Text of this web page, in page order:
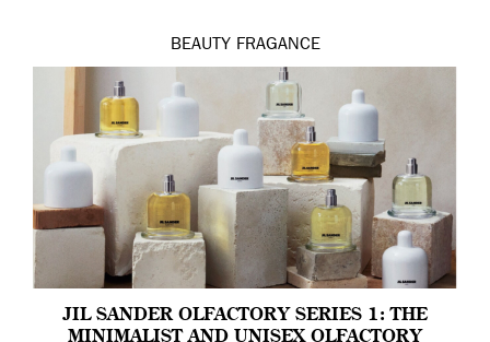
BEAUTY FRAGANCE
JIL SANDER OLFACTORY SERIES 1: THE
MINIMALIST AND UNISEX OLFACTORY